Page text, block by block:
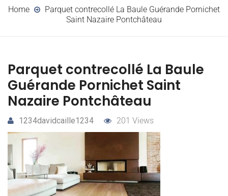
Home
Parquet contrecollé La Baule Guérande Pornichet
Saint Nazaire Pontchâteau
Parquet contrecollé La Baule
Guérande Pornichet Saint
Nazaire Pontchâteau
1234davidcaille1234 201 Views